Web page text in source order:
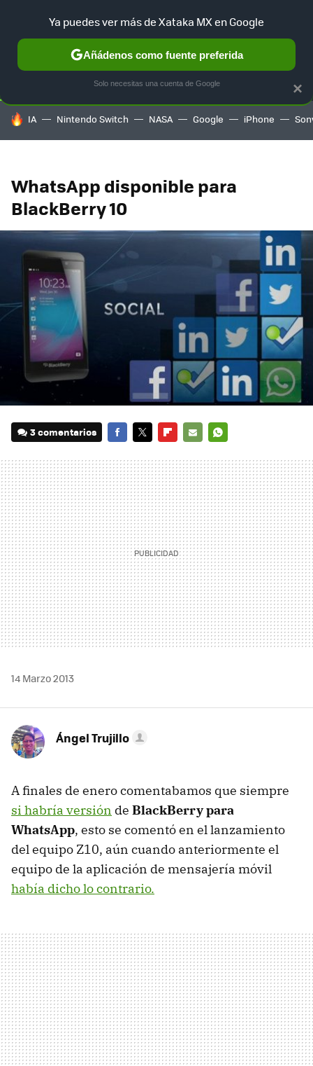
SELECCIÓN GAMING HOME AUTO TERRITORIO
HOY SE HABLA DE
IA Nintendo Switch NASA Google iPhone
WhatsApp disponible para
BlackBerry 10
3 comentarios
MAIL
14 Marzo 2013
Ángel Trujillo
A finales de enero comentabamos que siempre
si habría versión de BlackBerry para
WhatsApp, esto se comentó en el lanzamiento
del equipo Z10, aún cuando anteriormente el
equipo de la aplicación de mensajería móvil
había dicho lo contrario.
×
Ya puedes ver más de Xataka MX en Google
Añádenos como fuente preferida
Solo necesitas una cuenta de Google